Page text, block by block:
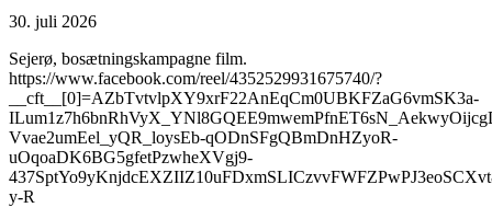
30. juli 2026
Sejerø, bosætningskampagne film.
https://www.facebook.com/reel/4352529931675740/?
__cft__[0]=AZbTvtvlpXY9xrF22AnEqCm0UBKFZaG6vmSK3a-
Vvae2umEel_yQR_loysEb-qODnSFgQBmDnHZyoR-
uOqoaDK6BG5gfetPzwheXVgj9-
y-R